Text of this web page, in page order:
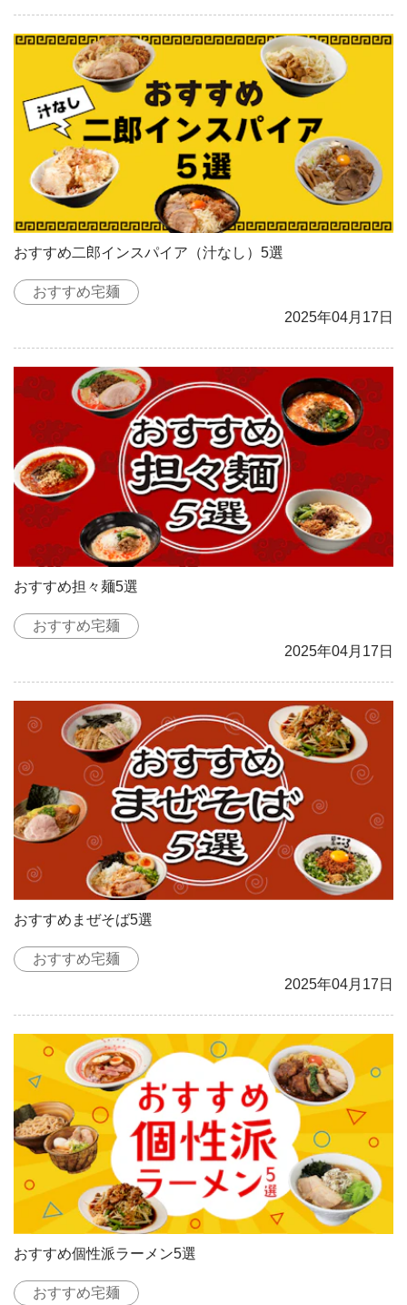
おすすめ二郎インスパイア（汁なし）5選
おすすめ宅麺
2025年04月17日
おすすめ担々麺5選
おすすめ宅麺
2025年04月17日
おすすめまぜそば5選
おすすめ宅麺
2025年04月17日
おすすめ個性派ラーメン5選
おすすめ宅麺